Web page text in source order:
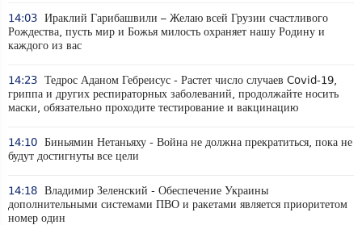
14:03 Ираклий Гарибашвили – Желаю всей Грузии счастливого
Рождества, пусть мир и Божья милость охраняет нашу Родину и
каждого из вас
14:23 Тедрос Аданом Гебреисус - Растет число случаев Covid-19,
гриппа и других респираторных заболеваний, продолжайте носить
маски, обязательно проходите тестирование и вакцинацию
14:10 Биньямин Нетаньяху - Война не должна прекратиться, пока не
будут достигнуты все цели
14:18 Владимир Зеленский - Обеспечение Украины
дополнительными системами ПВО и ракетами является приоритетом
номер один